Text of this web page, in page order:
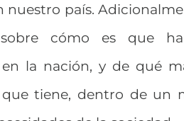
nuestro país.
cómo es que
la nación, y de qué
tiene, dentro de un